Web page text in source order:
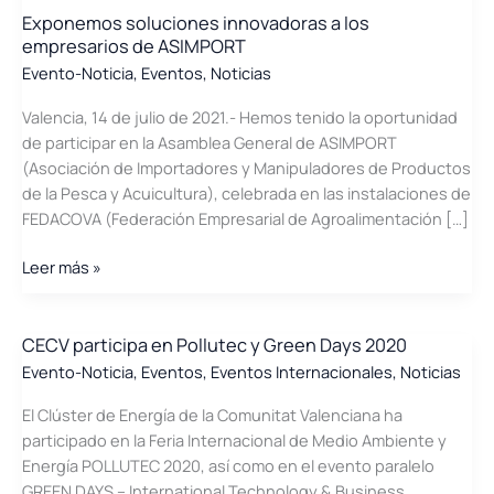
Exponemos soluciones innovadoras a los
empresarios de ASIMPORT
Evento-Noticia, Eventos, Noticias
Valencia, 14 de julio de 2021.- Hemos tenido la oportunidad
de participar en la Asamblea General de ASIMPORT
(Asociación de Importadores y Manipuladores de Productos
de la Pesca y Acuicultura), celebrada en las instalaciones de
FEDACOVA (Federación Empresarial de Agroalimentación […]
Exponemos
a
los
de
ASIMPORT
Leer más »
CECV participa en Pollutec y Green Days 2020
Evento-Noticia, Eventos, Eventos Internacionales, Noticias
El Clúster de Energía de la Comunitat Valenciana ha
participado en la Feria Internacional de Medio Ambiente y
Energía POLLUTEC 2020, así como en el evento paralelo